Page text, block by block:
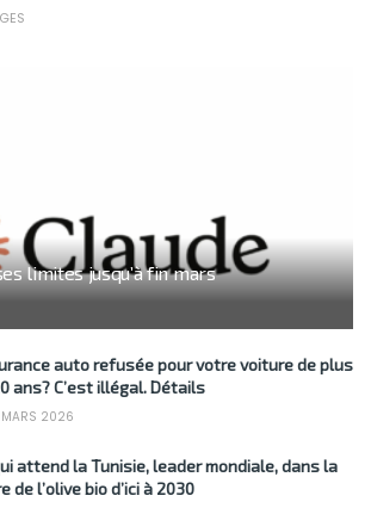
limites jusqu’à fin mars
auto refusée pour votre voiture de plus
ans? C’est illégal. Détails
2026
attend la Tunisie, leader mondiale, dans la
de l’olive bio d’ici à 2030